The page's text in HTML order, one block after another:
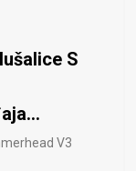
S
V3